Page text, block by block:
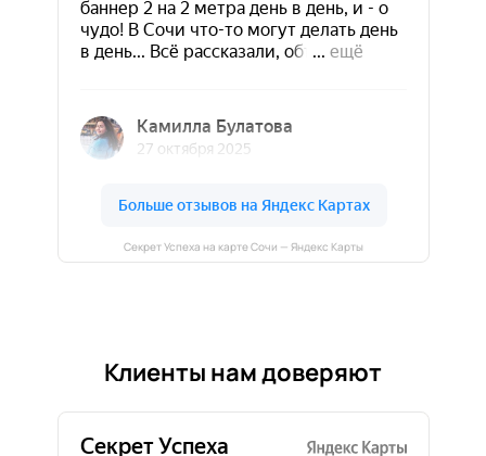
Секрет Успеха на карте Сочи — Яндекс Карты
Клиенты нам доверяют